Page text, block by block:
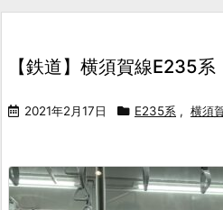
【鉄道】横須賀線E235系
2021年2月17日 E235系 , 横須